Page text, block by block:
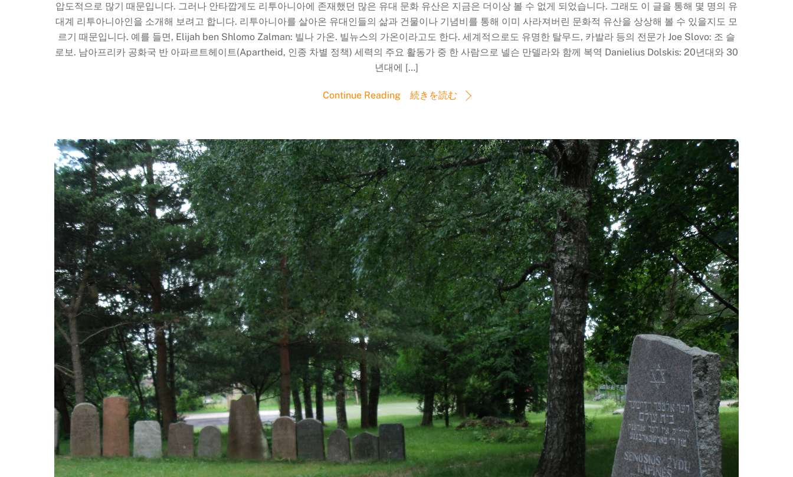
압도적으로 많기 때문입니다. 그러나 안타깝게도 리투아니아에 존재했던 많은 유대 문화 유산은 지금은 더이상 볼 수 없게 되었습니다. 그래도 이 글을 통해 몇 명의 유
대계 리투아니아인을 소개해 보려고 합니다. 리투아니아를 살아온 유대인들의 삶과 건물이나 기념비를 통해 이미 사라져버린 문화적 유산을 상상해 볼 수 있을지도 모
르기 때문입니다. 예를 들면, Elijah ben Shlomo Zalman: 빌나 가온. 빌뉴스의 가온이라고도 한다. 세계적으로도 유명한 탈무드, 카발라 등의 전문가 Joe Slovo: 조 슬
로보. 남아프리카 공화국 반 아파르트헤이트(Apartheid, 인종 차별 정책) 세력의 주요 활동가 중 한 사람으로 넬슨 만델라와 함께 복역 Danielius Dolskis: 20년대와 30
년대에 […]
Continue Reading 続きを読む